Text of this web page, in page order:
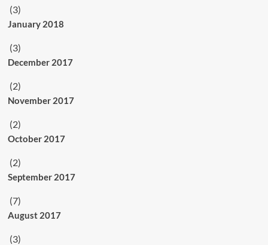
(3)
January 2018
(3)
December 2017
(2)
November 2017
(2)
October 2017
(2)
September 2017
(7)
August 2017
(3)